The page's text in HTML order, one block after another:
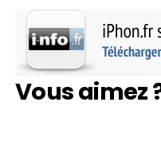
Vous aimez